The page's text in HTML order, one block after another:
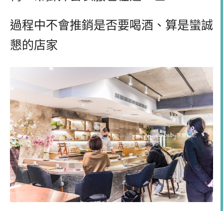
過程中不會推銷是否要喝酒、算是蠻誠
懇的店家